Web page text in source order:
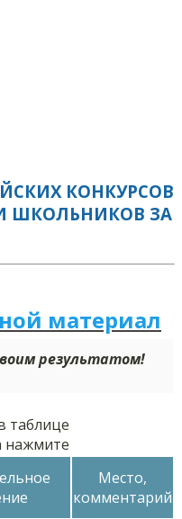
КОНКУРСОВ
ШКОЛЬНИКОВ ЗА
материал
результатом!
таблице
нажмите
Место,
комментарий